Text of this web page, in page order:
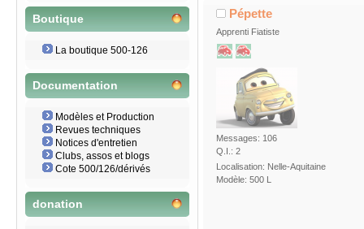
Boutique
La boutique 500-126
Documentation
Modèles et Production
Revues techniques
Notices d'entretien
Clubs, assos et blogs
Cote 500/126/dérivés
donation
Pépette
Apprenti Fiatiste
Messages: 106
Q.I.: 2
Localisation: Nelle-Aquitaine
Modèle: 500 L